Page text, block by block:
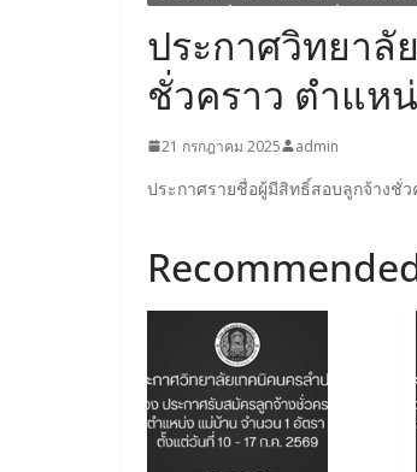
ประกาศวิทยาลั
ชั่วคราว ตำแห
21 กรกฎาคม 2025 admin
ประกาศรายชื่อผู้มีสิทธิ์สอบลูกจ้างชั่ว